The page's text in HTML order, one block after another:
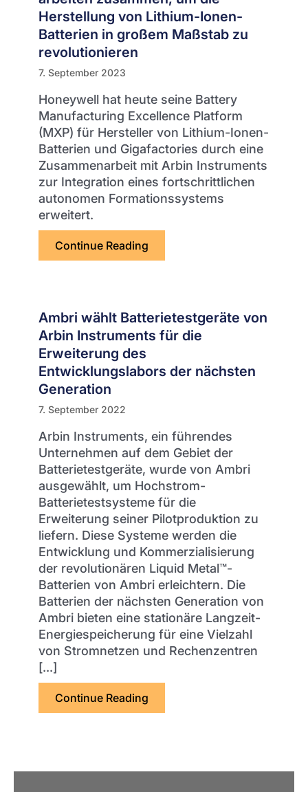
Herstellung von Lithium-Ionen-
Batterien in großem Maßstab zu
revolutionieren
7. September 2023
Honeywell hat heute seine Battery
Manufacturing Excellence Platform
(MXP) für Hersteller von Lithium-Ionen-
Batterien und Gigafactories durch eine
Zusammenarbeit mit Arbin Instruments
zur Integration eines fortschrittlichen
autonomen Formationssystems
erweitert.
Continue Reading
Ambri wählt Batterietestgeräte von
Arbin Instruments für die
Erweiterung des
Entwicklungslabors der nächsten
Generation
7. September 2022
Arbin Instruments, ein führendes
Unternehmen auf dem Gebiet der
Batterietestgeräte, wurde von Ambri
ausgewählt, um Hochstrom-
Batterietestsysteme für die
Erweiterung seiner Pilotproduktion zu
liefern. Diese Systeme werden die
Entwicklung und Kommerzialisierung
der revolutionären Liquid Metal™-
Batterien von Ambri erleichtern. Die
Batterien der nächsten Generation von
Ambri bieten eine stationäre Langzeit-
Energiespeicherung für eine Vielzahl
von Stromnetzen und Rechenzentren
[...]
Continue Reading